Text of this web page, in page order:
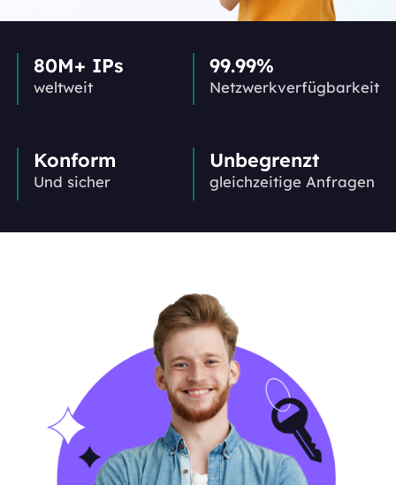
80M+ IPs
weltweit
99.99%
Netzwerkverfügbarkeit
Konform
Und sicher
Unbegrenzt
gleichzeitige Anfragen